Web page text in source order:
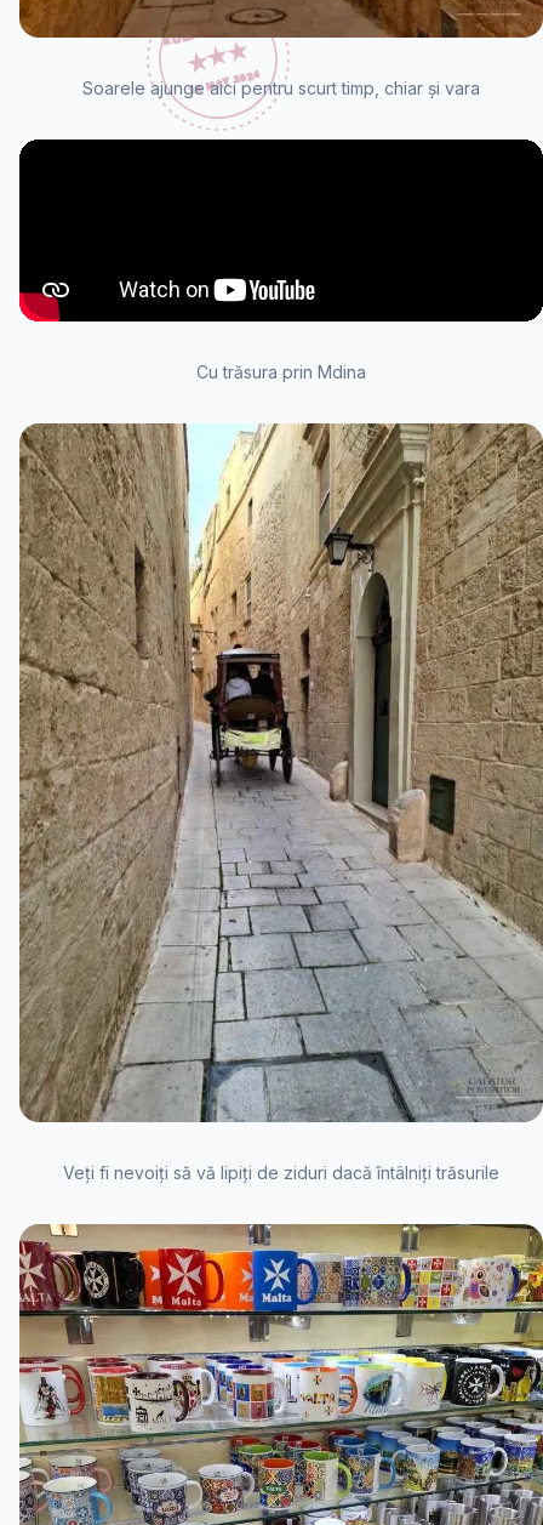
Soarele ajunge aici pentru scurt timp, chiar și vara
Cu trăsura prin Mdina
Veți fi nevoiți să vă lipiți de ziduri dacă întâlniți trăsurile